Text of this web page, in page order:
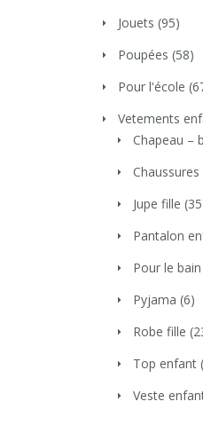
Jouets (95)
Poupées (58)
Pour l'école
Vetements
Chapeau –
Jupe fille
Pantalon
Pour le bain
Pyjama (6)
Robe fille
Top enfant
Veste